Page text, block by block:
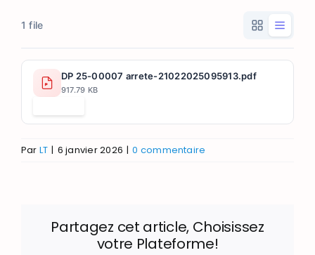
1 file
DP 25-00007 arrete-21022025095913.pdf
917.79 KB
Par LT | 6 janvier 2026 | 0 commentaire
Partagez cet article, Choisissez
votre Plateforme!